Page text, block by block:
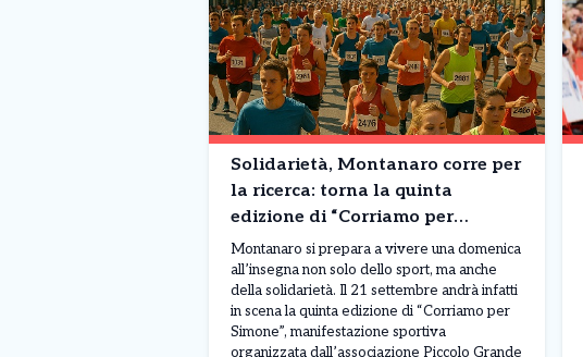
Solidarietà, Montanaro corre per
la ricerca: torna la quinta
edizione di “Corriamo per
Simone”
Montanaro si prepara a vivere una domenica
all’insegna non solo dello sport, ma anche
della solidarietà. Il 21 settembre andrà infatti
in scena la quinta edizione di “Corriamo per
Simone”, manifestazione sportiva
organizzata dall’associazione Piccolo Grande